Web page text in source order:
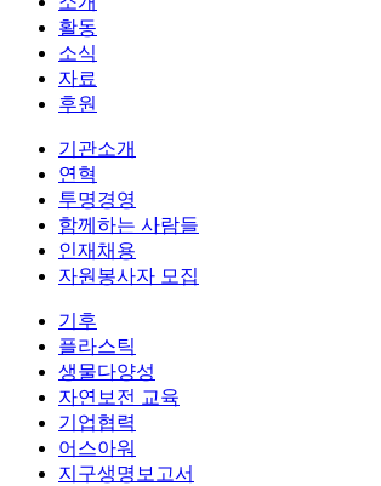
활동
소식
자료
후원
기관소개
연혁
투명경영
함께하는 사람들
인재채용
자원봉사자 모집
기후
플라스틱
생물다양성
자연보전 교육
기업협력
어스아워
지구생명보고서